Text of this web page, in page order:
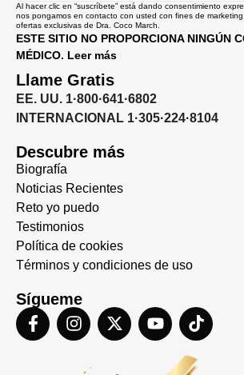
Al hacer clic en “suscríbete” está dando consentimiento
nos pongamos en contacto con usted con fines de
ofertas exclusivas de Dra. Coco March.
ESTE SITIO NO PROPORCIONA NINGÚN
MÉDICO. Leer más
Llame Gratis
EE. UU. 1·800·641·6802
INTERNACIONAL 1·305·224·8104
Descubre más
Biografía
Noticias Recientes
Reto yo puedo
Testimonios
Política de cookies
Términos y condiciones de uso
Sígueme